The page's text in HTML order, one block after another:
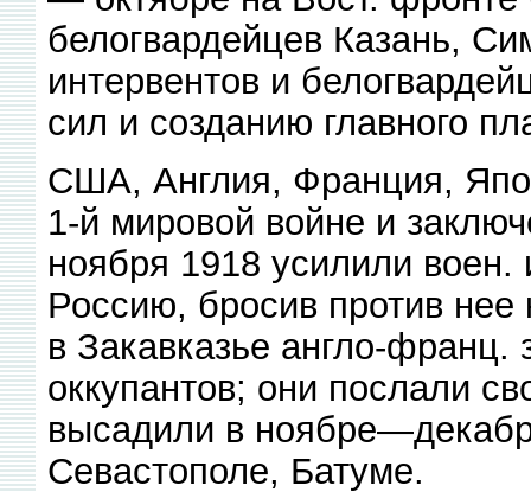
белогвардейцев Казань,
интервентов и
сил и созданию главного
США, Англия, Франция,
1-й мировой войне и
ноября 1918 усилили
Россию, бросив против
в Закавказье англо-франц.
оккупантов; они послали
высадили в
Севастополе, Батуме.